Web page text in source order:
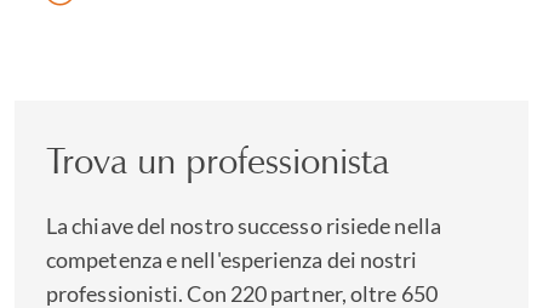
Trova un professionista
La chiave del nostro successo risiede nella
competenza e nell'esperienza dei nostri
professionisti. Con 220 partner, oltre 650